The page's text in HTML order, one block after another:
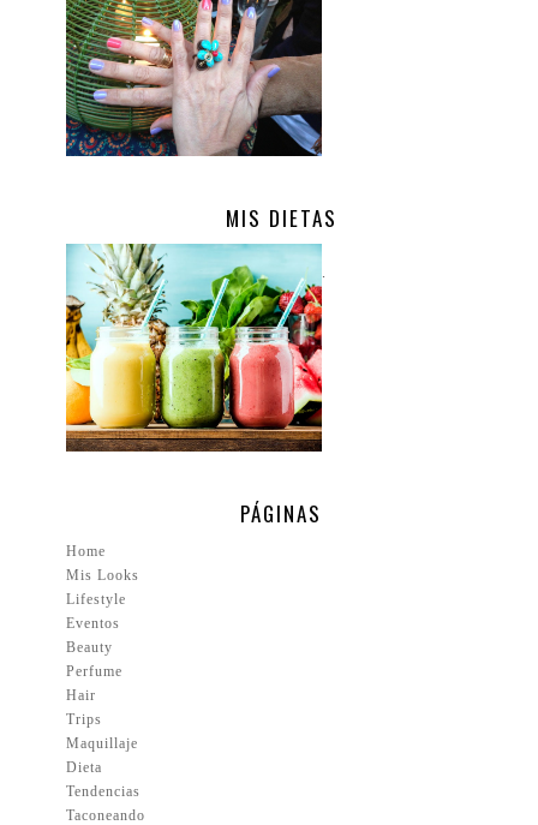
MIS DIETAS
PÁGINAS
Home
Mis Looks
Lifestyle
Eventos
Beauty
Perfume
Hair
Trips
Maquillaje
Dieta
Tendencias
Taconeando